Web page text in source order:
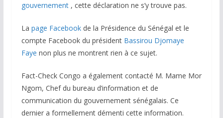
gouvernement, cette déclaration ne s’y trouve pas.
La page Facebook de la Présidence du Sénégal et le
compte Facebook du président Bassirou Djomaye
Faye non plus ne montrent rien à ce sujet.
Fact-Check Congo a également contacté M. Mame Mor
Ngom, Chef du bureau d’information et de
communication du gouvernement sénégalais. Ce
dernier a formellement démenti cette information.